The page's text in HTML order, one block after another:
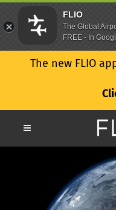
The new FLIO
FLIO
The Global
FREE - In